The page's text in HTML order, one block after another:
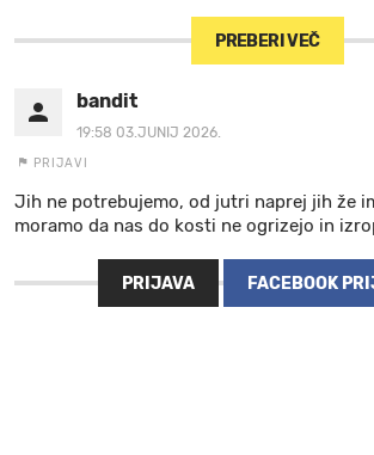
PREBERI VEČ
bandit
19:58 03.JUNIJ 2026.
PRIJAVI
Jih ne potrebujemo, od jutri naprej jih že
moramo da nas do kosti ne ogrizejo in
PRIJAVA FACEBOOK